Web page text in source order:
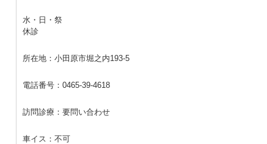
水・日・祭
休診
所在地：小田原市堀之内193-5
電話番号： 0465-39-4618
訪問診療：要問い合わせ
車イス：不可